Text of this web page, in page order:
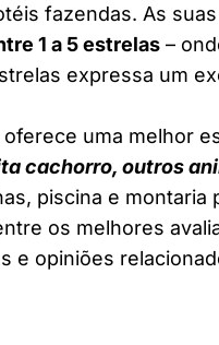
fazendas. As
1 a 5 estrelas –
expressa um
uma melhor
cachorro, outros
piscina e montaria
os melhores
e opiniões